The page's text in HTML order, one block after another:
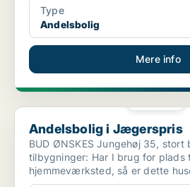
Type
Andelsbolig
Mere info
Andelsbolig i Jægerspris
Andelsbolig i Jægerspris
BUD ØNSKES Jungehøj 35, stort
tilbygninger: Har I brug for plads til bolig og
hjemmeværksted, så er dette
35, kræver...